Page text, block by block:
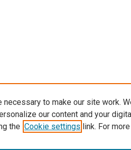
necessary to make our site work.
our content and your
the Cookie settings link. For